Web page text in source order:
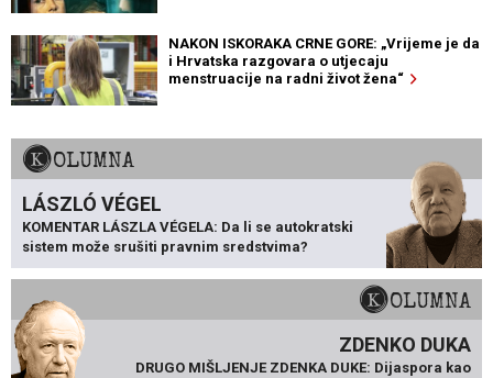
NAKON ISKORAKA CRNE GORE: „Vrijeme je da
i Hrvatska razgovara o utjecaju
menstruacije na radni život žena“
KOLUMNA
LÁSZLÓ VÉGEL
KOMENTAR LÁSZLA VÉGELA: Da li se autokratski
sistem može srušiti pravnim sredstvima?
KOLUMNA
ZDENKO DUKA
DRUGO MIŠLJENJE ZDENKA DUKE: Dijaspora kao